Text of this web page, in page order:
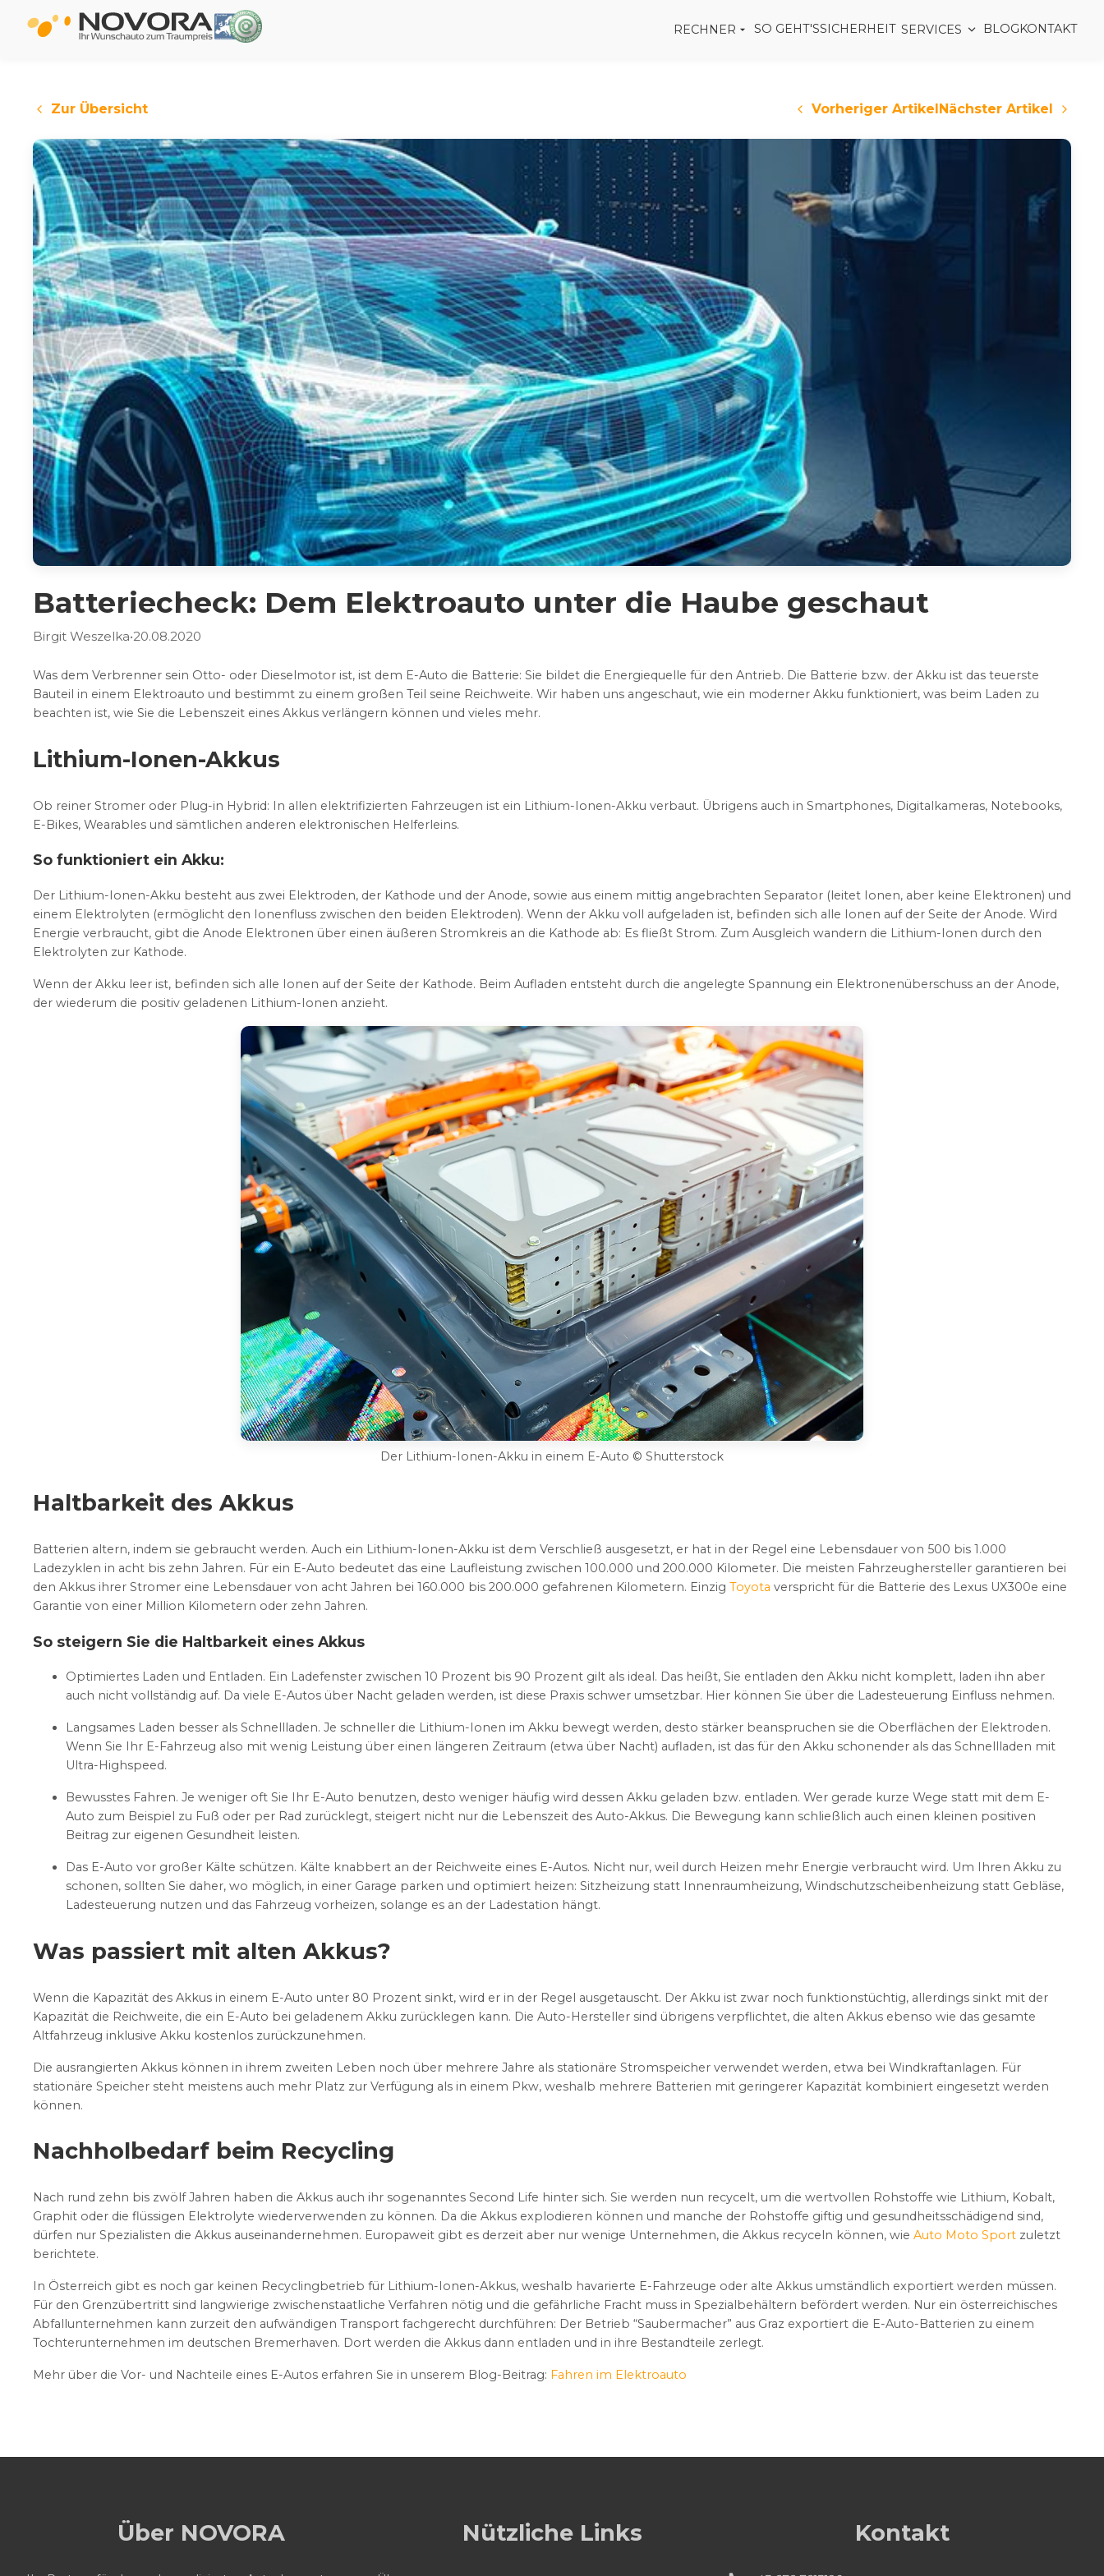
RECHNER SO GEHT'SSICHERHEIT SERVICES BLOGKONTAKT
Zur Übersicht Vorheriger ArtikelNächster Artikel
Batteriecheck: Dem Elektroauto unter die Haube geschaut
Birgit Weszelka•20.08.2020
Was dem Verbrenner sein Otto- oder Dieselmotor ist, ist dem E-Auto die Batterie: Sie bildet die Energiequelle für den Antrieb. Die Batterie bzw. der Akku ist das teuerste
Bauteil in einem Elektroauto und bestimmt zu einem großen Teil seine Reichweite. Wir haben uns angeschaut, wie ein moderner Akku funktioniert, was beim Laden zu
beachten ist, wie Sie die Lebenszeit eines Akkus verlängern können und vieles mehr.
Lithium-Ionen-Akkus
Ob reiner Stromer oder Plug-in Hybrid: In allen elektrifizierten Fahrzeugen ist ein Lithium-Ionen-Akku verbaut. Übrigens auch in Smartphones, Digitalkameras, Notebooks,
E-Bikes, Wearables und sämtlichen anderen elektronischen Helferleins.
So funktioniert ein Akku:
Der Lithium-Ionen-Akku besteht aus zwei Elektroden, der Kathode und der Anode, sowie aus einem mittig angebrachten Separator (leitet Ionen, aber keine Elektronen) und
einem Elektrolyten (ermöglicht den Ionenfluss zwischen den beiden Elektroden). Wenn der Akku voll aufgeladen ist, befinden sich alle Ionen auf der Seite der Anode. Wird
Energie verbraucht, gibt die Anode Elektronen über einen äußeren Stromkreis an die Kathode ab: Es fließt Strom. Zum Ausgleich wandern die Lithium-Ionen durch den
Elektrolyten zur Kathode.
Wenn der Akku leer ist, befinden sich alle Ionen auf der Seite der Kathode. Beim Aufladen entsteht durch die angelegte Spannung ein Elektronenüberschuss an der Anode,
der wiederum die positiv geladenen Lithium-Ionen anzieht.
Der Lithium-Ionen-Akku in einem E-Auto © Shutterstock
Haltbarkeit des Akkus
Batterien altern, indem sie gebraucht werden. Auch ein Lithium-Ionen-Akku ist dem Verschließ ausgesetzt, er hat in der Regel eine Lebensdauer von 500 bis 1.000
Ladezyklen in acht bis zehn Jahren. Für ein E-Auto bedeutet das eine Laufleistung zwischen 100.000 und 200.000 Kilometer. Die meisten Fahrzeughersteller garantieren bei
den Akkus ihrer Stromer eine Lebensdauer von acht Jahren bei 160.000 bis 200.000 gefahrenen Kilometern. Einzig Toyota verspricht für die Batterie des Lexus UX300e eine
Garantie von einer Million Kilometern oder zehn Jahren.
So steigern Sie die Haltbarkeit eines Akkus
Optimiertes Laden und Entladen. Ein Ladefenster zwischen 10 Prozent bis 90 Prozent gilt als ideal. Das heißt, Sie entladen den Akku nicht komplett, laden ihn aber
auch nicht vollständig auf. Da viele E-Autos über Nacht geladen werden, ist diese Praxis schwer umsetzbar. Hier können Sie über die Ladesteuerung Einfluss nehmen.
Langsames Laden besser als Schnellladen. Je schneller die Lithium-Ionen im Akku bewegt werden, desto stärker beanspruchen sie die Oberflächen der Elektroden.
Wenn Sie Ihr E-Fahrzeug also mit wenig Leistung über einen längeren Zeitraum (etwa über Nacht) aufladen, ist das für den Akku schonender als das Schnellladen mit
Ultra-Highspeed.
Bewusstes Fahren. Je weniger oft Sie Ihr E-Auto benutzen, desto weniger häufig wird dessen Akku geladen bzw. entladen. Wer gerade kurze Wege statt mit dem E-
Auto zum Beispiel zu Fuß oder per Rad zurücklegt, steigert nicht nur die Lebenszeit des Auto-Akkus. Die Bewegung kann schließlich auch einen kleinen positiven
Beitrag zur eigenen Gesundheit leisten.
Das E-Auto vor großer Kälte schützen. Kälte knabbert an der Reichweite eines E-Autos. Nicht nur, weil durch Heizen mehr Energie verbraucht wird. Um Ihren Akku zu
schonen, sollten Sie daher, wo möglich, in einer Garage parken und optimiert heizen: Sitzheizung statt Innenraumheizung, Windschutzscheibenheizung statt Gebläse,
Ladesteuerung nutzen und das Fahrzeug vorheizen, solange es an der Ladestation hängt.
Was passiert mit alten Akkus?
Wenn die Kapazität des Akkus in einem E-Auto unter 80 Prozent sinkt, wird er in der Regel ausgetauscht. Der Akku ist zwar noch funktionstüchtig, allerdings sinkt mit der
Kapazität die Reichweite, die ein E-Auto bei geladenem Akku zurücklegen kann. Die Auto-Hersteller sind übrigens verpflichtet, die alten Akkus ebenso wie das gesamte
Altfahrzeug inklusive Akku kostenlos zurückzunehmen.
Die ausrangierten Akkus können in ihrem zweiten Leben noch über mehrere Jahre als stationäre Stromspeicher verwendet werden, etwa bei Windkraftanlagen. Für
stationäre Speicher steht meistens auch mehr Platz zur Verfügung als in einem Pkw, weshalb mehrere Batterien mit geringerer Kapazität kombiniert eingesetzt werden
können.
Nachholbedarf beim Recycling
Nach rund zehn bis zwölf Jahren haben die Akkus auch ihr sogenanntes Second Life hinter sich. Sie werden nun recycelt, um die wertvollen Rohstoffe wie Lithium, Kobalt,
Graphit oder die flüssigen Elektrolyte wiederverwenden zu können. Da die Akkus explodieren können und manche der Rohstoffe giftig und gesundheitsschädigend sind,
dürfen nur Spezialisten die Akkus auseinandernehmen. Europaweit gibt es derzeit aber nur wenige Unternehmen, die Akkus recyceln können, wie Auto Moto Sport zuletzt
berichtete.
In Österreich gibt es noch gar keinen Recyclingbetrieb für Lithium-Ionen-Akkus, weshalb havarierte E-Fahrzeuge oder alte Akkus umständlich exportiert werden müssen.
Für den Grenzübertritt sind langwierige zwischenstaatliche Verfahren nötig und die gefährliche Fracht muss in Spezialbehältern befördert werden. Nur ein österreichisches
Abfallunternehmen kann zurzeit den aufwändigen Transport fachgerecht durchführen: Der Betrieb “Saubermacher” aus Graz exportiert die E-Auto-Batterien zu einem
Tochterunternehmen im deutschen Bremerhaven. Dort werden die Akkus dann entladen und in ihre Bestandteile zerlegt.
Mehr über die Vor- und Nachteile eines E-Autos erfahren Sie in unserem Blog-Beitrag: Fahren im Elektroauto
Über NOVORA Nützliche Links Kontakt